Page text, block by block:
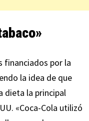
financiados por la
la idea de que
dieta la principal
«Coca-Cola utilizó